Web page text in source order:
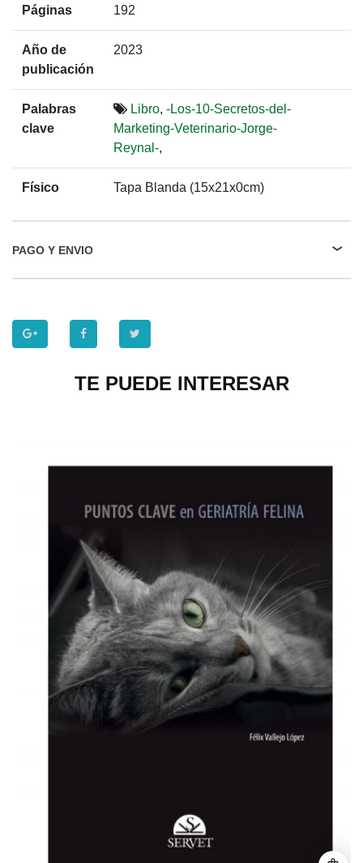
Páginas 192
Año de
publicación
2023
Palabras
clave
Libro, -Los-10-Secretos-del-
Marketing-Veterinario-Jorge-
Reynal-,
Físico Tapa Blanda (15x21x0cm)
PAGO Y ENVIO
TE PUEDE INTERESAR